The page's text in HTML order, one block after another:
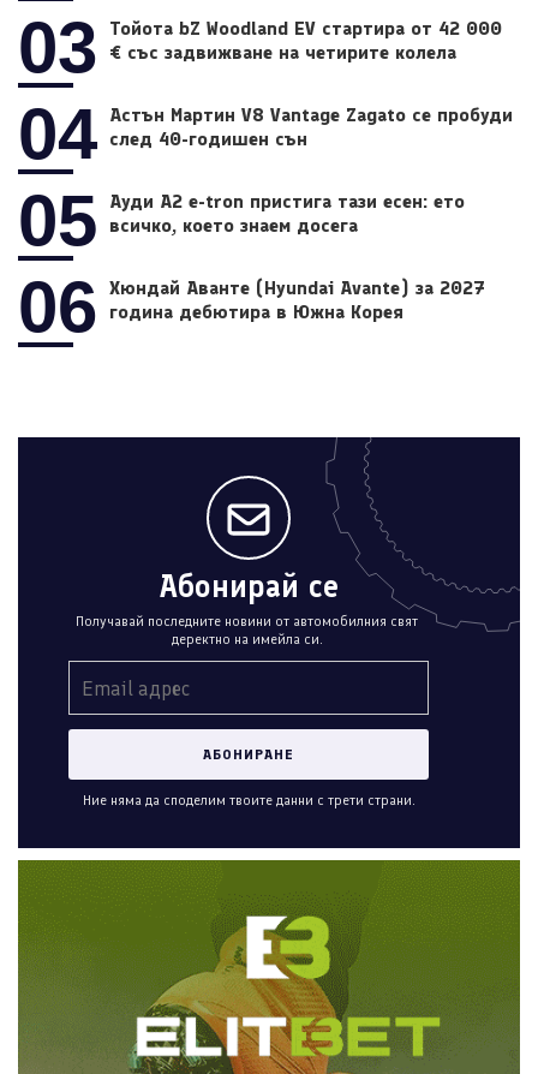
03
Тойота bZ Woodland EV стартира от 42 000
€ със задвижване на четирите колела
04 Астън Мартин V8 Vantage Zagato се пробуди
след 40-годишен сън
05
Ауди A2 e-tron пристига тази есен: ето
всичко, което знаем досега
06
Хюндай Аванте (Hyundai Avante) за 2027
година дебютира в Южна Корея
Абонирай се
Получавай последните новини от автомобилния свят
деректно на имейла си.
Ние няма да споделим твоите данни с трети страни.